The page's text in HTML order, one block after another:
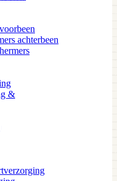
achterbeen
&